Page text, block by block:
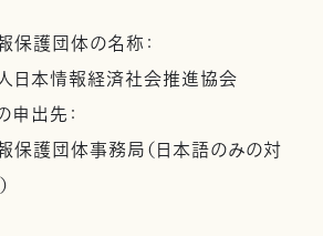
保護団体の名称：
日本情報経済社会推進協会
出先：
保護団体事務局（日本語のみの対